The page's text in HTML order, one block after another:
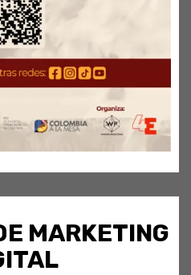
MARKETING